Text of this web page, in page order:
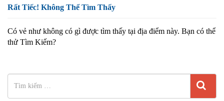
Rất Tiếc! Không Thể Tìm Thấy
Có vẻ như không có gì được tìm thấy tại địa điểm này. Bạn có thể
thử Tìm Kiếm?
Tìm
kiếm